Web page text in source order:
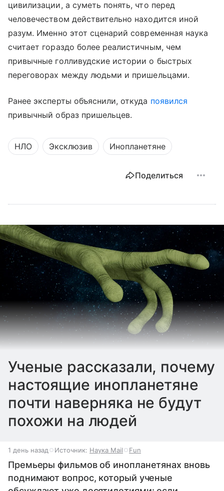
цивилизации, а суметь понять, что перед
человечеством действительно находится иной
разум. Именно этот сценарий современная наука
считает гораздо более реалистичным, чем
привычные голливудские истории о быстрых
переговорах между людьми и пришельцами.
Ранее эксперты объяснили, откуда появился
привычный образ пришельцев.
НЛО Эксклюзив Инопланетяне
Поделиться
Ученые рассказали, почему
настоящие инопланетяне
почти наверняка не будут
похожи на людей
1 день назад Источник: Наука Mail Fun
Премьеры фильмов об инопланетянах вновь
поднимают вопрос, который ученые